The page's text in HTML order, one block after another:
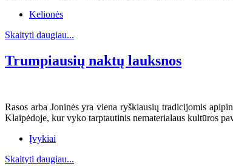
Kelionės
Skaityti daugiau...
Trumpiausių naktų lauksnos
Rasos arba Joninės yra viena ryškiausių tradicijomis
Klaipėdoje, kur vyko tarptautinis nematerialaus kultūros
Įvykiai
Skaityti daugiau...